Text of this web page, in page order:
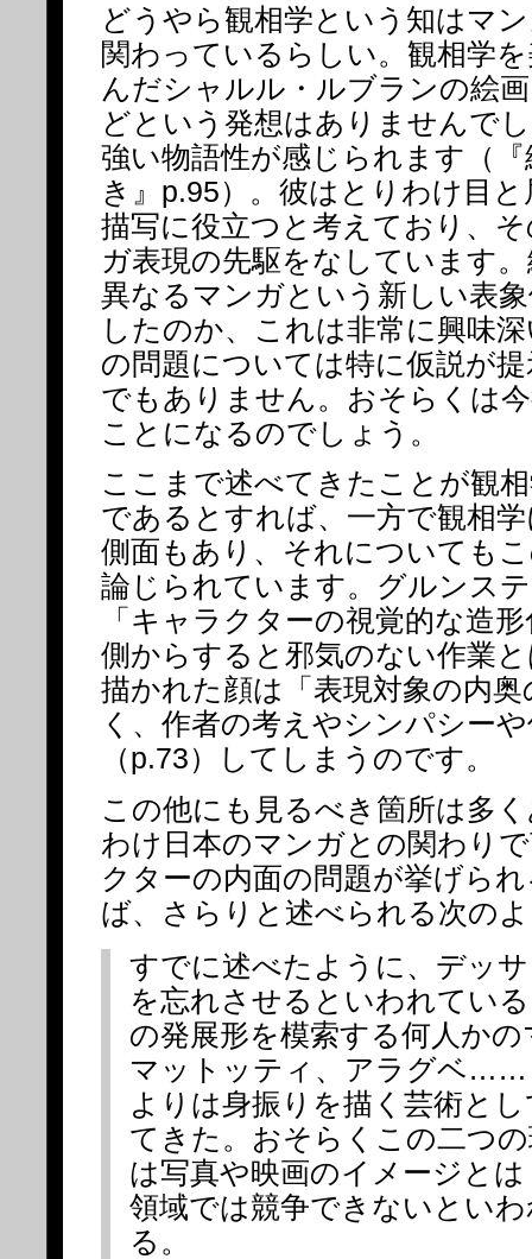
どうやら観相学という知はマ
関わっているらしい。観相学
んだシャルル・ルブランの絵
どという発想はありませんで
強い物語性が感じられます（
き』p.95）。彼はとりわけ目
描写に役立つと考えており、
ガ表現の先駆をなしています
異なるマンガという新しい表
したのか、これは非常に興味
の問題については特に仮説が
でもありません。おそらくは
ことになるのでしょう。
ここまで述べてきたことが観
であるとすれば、一方で観相
側面もあり、それについても
論じられています。グルンス
「キャラクターの視覚的な造
側からすると邪気のない作業
描かれた顔は「表現対象の内
く、作者の考えやシンパシー
（p.73）してしまうのです。
この他にも見るべき箇所は多
わけ日本のマンガとの関わり
クターの内面の問題が挙げら
ば、さらりと述べられる次の
すでに述べたように、デッ
を忘れさせるといわれてい
の発展形を模索する何人か
マットッティ、アラグベ……
よりは身振りを描く芸術と
てきた。おそらくこの二つ
は写真や映画のイメージと
領域では競争できないとい
る。